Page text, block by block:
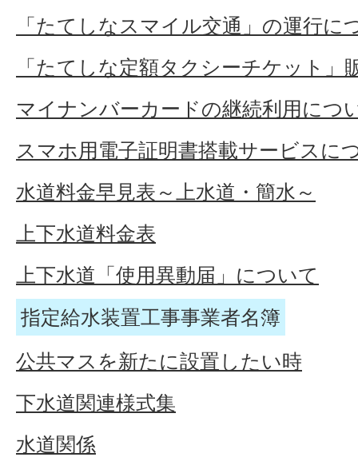
「たてしなスマイル交通」の運行に
「たてしな定額タクシーチケット」
マイナンバーカードの継続利用につ
スマホ用電子証明書搭載サービスに
水道料金早見表～上水道・簡水～
上下水道料金表
上下水道「使用異動届」について
指定給水装置工事事業者名簿
公共マスを新たに設置したい時
下水道関連様式集
水道関係